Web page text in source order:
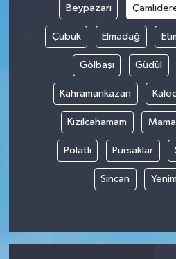
Beypazarı
Çubuk Elmadağ
Gölbaşı Güdül
Kahramankazan
Kızılcahamam
Polatlı Pursaklar
Sincan